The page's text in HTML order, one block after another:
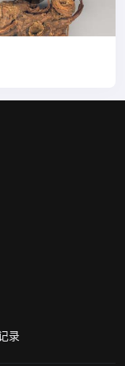
录